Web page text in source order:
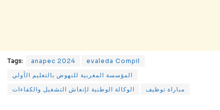
Tags: anapec 2024
evaleda Compil
المؤسسة المغربية للنهوض بالتعليم الأولي
الوكالة الوطنية لإنعاش التشغيل والكفاءات
مباراة توظيف